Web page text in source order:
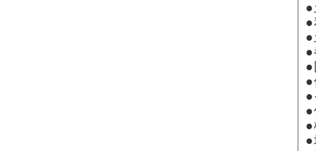
●
●
●
●
●
●
●
●
●
●